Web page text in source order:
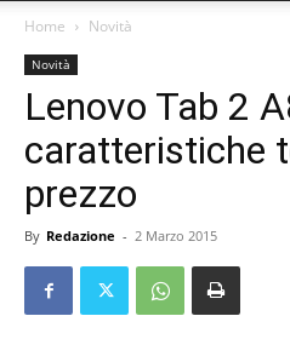
Home Novità
Novità
Lenovo Tab 2
caratteristiche
prezzo
By Redazione - 2 Marzo 2015